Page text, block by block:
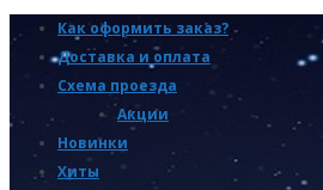
Как оформить заказ?
Доставка и оплата
Схема проезда
Акции
Новинки
Хиты